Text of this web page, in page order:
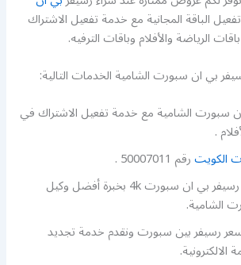
الباقة المجانية مع خدمة تفعيل الاشتراك
الرياضة والأفلام وباقات الترفيه.
بي ان سبورت الشامية الخدمات التالية:
سبورت الشامية مع خدمة تفعيل الاشتراك في
.
الكويترقم 50007011 .
نوفر خدمة تركيب رسيفر بي ان سبورت 4k بخبرة أفضل وكيل
الشامية.
رسيفر بين سبورت ونقدم خدمة تجديد
الالكترونية.